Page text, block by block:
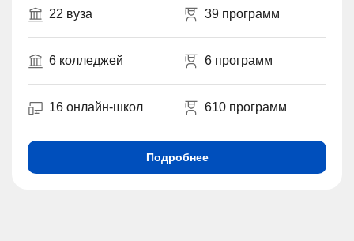
22 вуза 39 программ
6 колледжей 6 программ
16 онлайн-школ 610 программ
Подробнее